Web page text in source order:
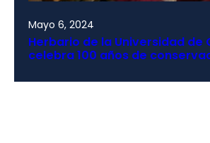
Mayo 6, 2024
Herbario de la Universidad de
celebra 100 años de